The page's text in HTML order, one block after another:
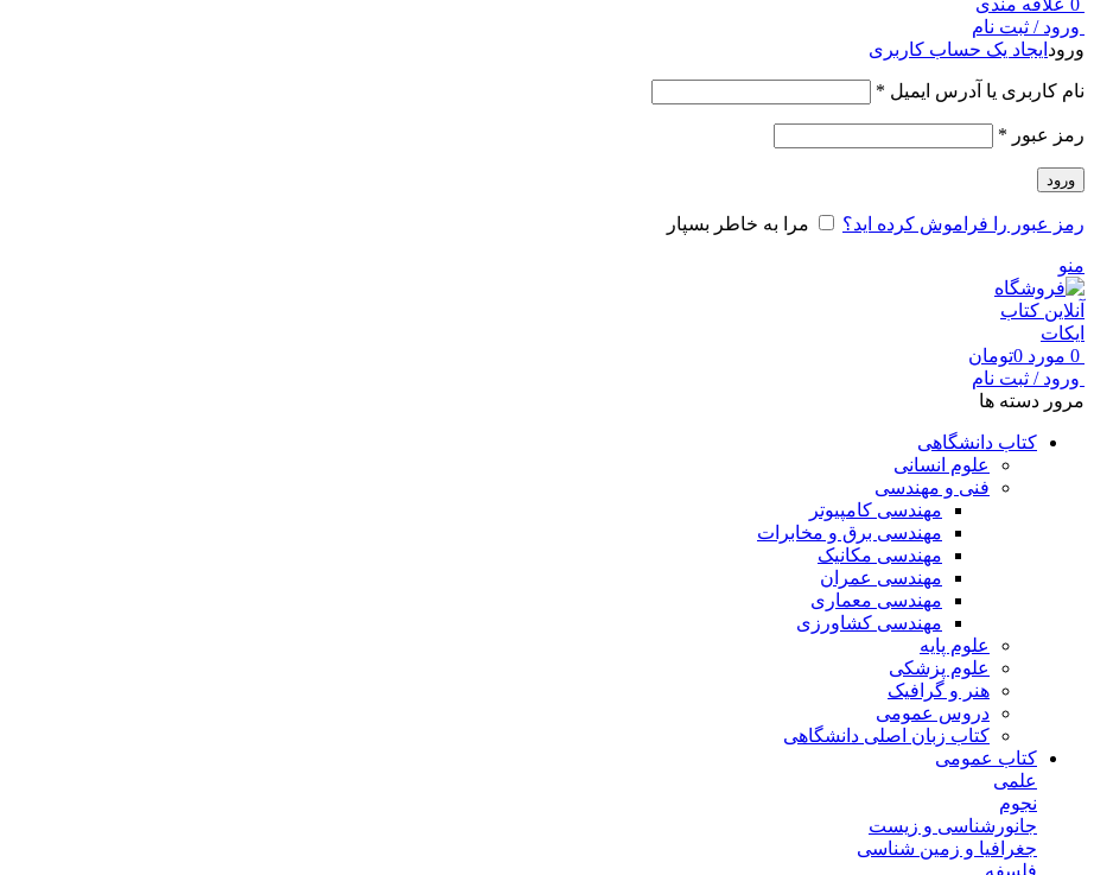
0 علاقه مندی
ورود / ثبت نام
ورود ایجاد یک حساب کاربری
نام کاربری یا آدرس ایمیل *
رمز عبور *
ورود
رمز عبور را فراموش کرده اید؟ مرا به خاطر بسپار
منو
0 مورد 0تومان
ورود / ثبت نام
مرور دسته ها
کتاب دانشگاهی
علوم انسانی
فنی و مهندسی
مهندسی کامپیوتر
مهندسی برق و مخابرات
مهندسی مکانیک
مهندسی عمران
مهندسی معماری
مهندسی کشاورزی
علوم پایه
علوم پزشکی
هنر و گرافیک
دروس عمومی
کتاب زبان اصلی دانشگاهی
کتاب عمومی
علمی
نجوم
جانورشناسی و زیست
جغرافیا و زمین شناسی
فلسفه